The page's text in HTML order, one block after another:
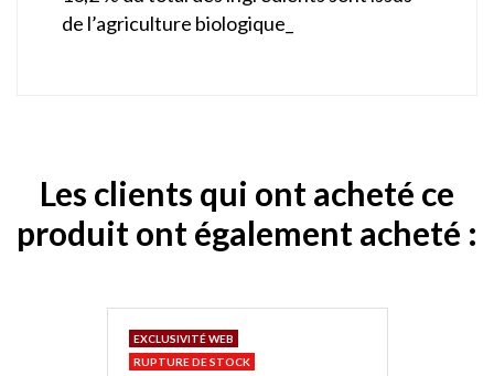
de l’agriculture biologique_
Les clients qui ont acheté ce
produit ont également acheté :
EXCLUSIVITÉ WEB
RUPTURE DE STOCK